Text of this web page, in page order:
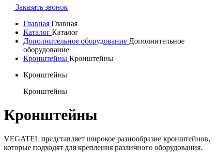
Заказать звонок
Главная Главная
Каталог Каталог
Дополнительное оборудование Дополнительное
оборудование
Кронштейны Кронштейны
Кронштейны
Кронштейны
Кронштейны
VEGATEL представляет широкое разнообразие кронштейнов,
которые подходят для крепления различного оборудования.